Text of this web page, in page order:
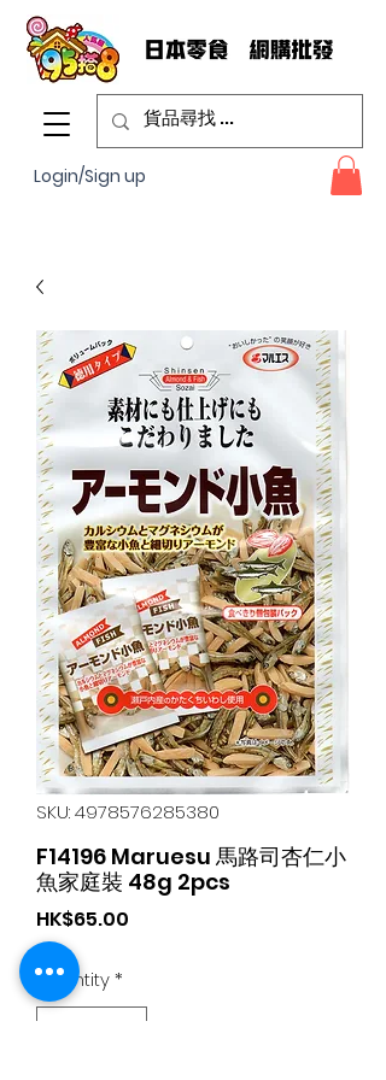
Login/Sign up
SKU: 4978576285380
F14196 Maruesu 馬路司杏仁小
魚家庭裝 48g 2pcs
HK$65.00
Quantity*